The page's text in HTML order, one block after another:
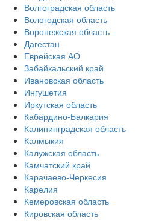
Волгоградская область
Вологодская область
Воронежская область
Дагестан
Еврейская АО
Забайкальский край
Ивановская область
Ингушетия
Иркутская область
Кабардино-Балкария
Калининградская область
Калмыкия
Калужская область
Камчатский край
Карачаево-Черкесия
Карелия
Кемеровская область
Кировская область